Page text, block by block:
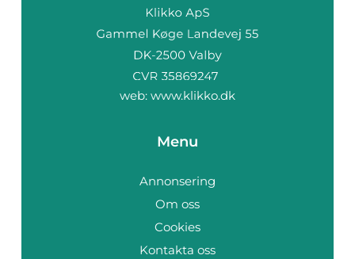
web: www.klikko.dk
Menu
Annonsering
Om oss
Cookies
Kontakta oss